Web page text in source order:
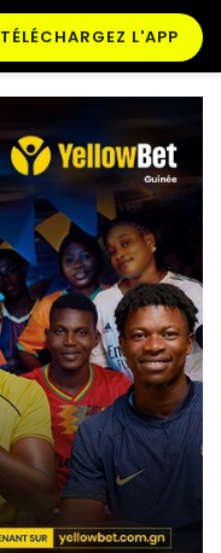
TÉLÉCHARGEZ L'APP